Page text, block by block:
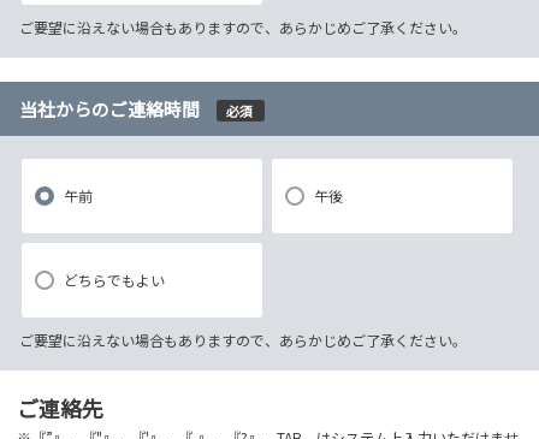
ご要望に沿えない場合もありますので、あらかじめご了承ください。
当社からのご連絡時間 必須
午前 午後
どちらでもよい
ご要望に沿えない場合もありますので、あらかじめご了承ください。
ご連絡先